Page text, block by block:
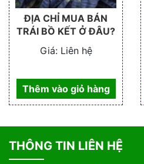
ĐỊA CHỈ MUA BÁN
TRÁI BỒ KẾT Ở ĐÂU?
Giá:Liên hệ
Thêm vào giỏ hàng
THÔNG TIN LIÊN HỆ